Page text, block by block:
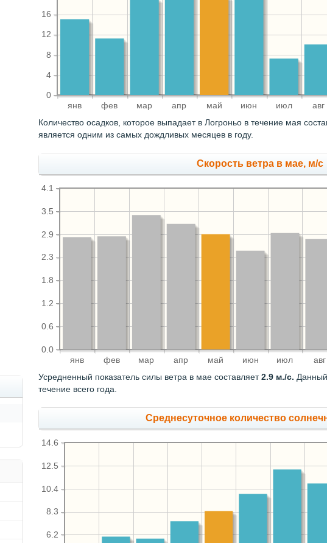
янв фев мар апр май июн июл авг
0
4
8
12
16
Количество осадков, которое выпадает в Логроньо в течение мая
является одним из самых дождливых месяцев в году.
Скорость ветра в мае, м/с
янв фев мар апр май июн июл авг
0.0
0.6
1.2
1.8
2.3
2.9
3.5
4.1
Усредненный показатель силы ветра в мае составляет2.9 м./с. Данный
течение всего года.
Среднесуточное количество
6.2
8.3
10.4
12.5
14.6